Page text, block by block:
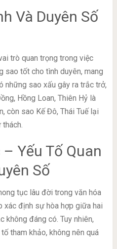
Và Duyên Số
trò quan trọng trong việc
sao tốt cho tình duyên, mang
những sao xấu gây ra trắc trở,
Hồng Loan, Thiên Hỷ là
còn sao Kế Đô, Thái Tuế lại
Yếu Tố Quan
Số
tục lâu đời trong văn hóa
xác định sự hòa hợp giữa hai
không đáng có. Tuy nhiên,
tham khảo, không nên quá